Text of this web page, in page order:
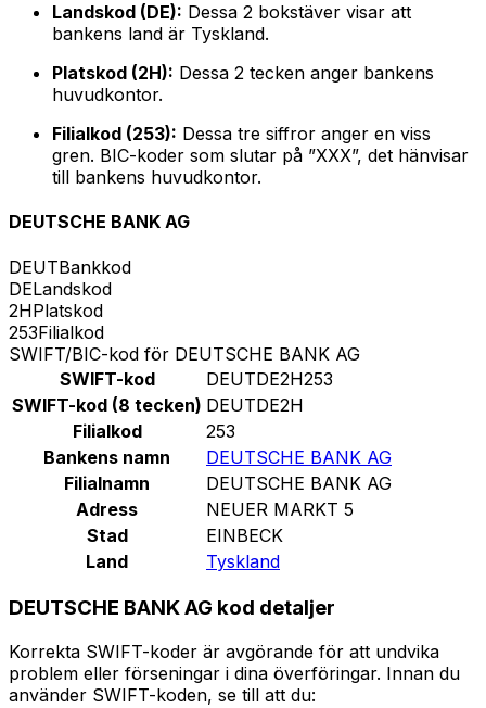
Landskod (DE): Dessa 2 bokstäver visar att
bankens land är Tyskland.
Platskod (2H): Dessa 2 tecken anger bankens
huvudkontor.
Filialkod (253): Dessa tre siffror anger en viss
gren. BIC-koder som slutar på ”XXX”, det hänvisar
till bankens huvudkontor.
DEUTSCHE BANK AG
DEUTBankkod
DELandskod
2HPlatskod
253Filialkod
SWIFT/BIC-kod för DEUTSCHE BANK AG
SWIFT-kod
DEUTDE2H253
SWIFT-kod (8 tecken) DEUTDE2H
Filialkod
253
Bankens namn
DEUTSCHE BANK AG
Filialnamn
DEUTSCHE BANK AG
Adress
NEUER MARKT 5
Stad
EINBECK
Land
Tyskland
DEUTSCHE BANK AG kod detaljer
Korrekta SWIFT-koder är avgörande för att undvika
problem eller förseningar i dina överföringar. Innan du
använder SWIFT-koden, se till att du: